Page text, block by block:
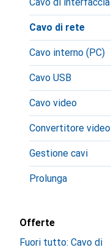
Cavo di rete
Cavo interno (PC)
Cavo USB
Cavo video
Convertitore video
Gestione cavi
Prolunga
Offerte
Fuori tutto: Cavo di